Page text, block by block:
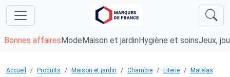
Bonnes affaires Mode Maison et jardin Hygiène et soinsJeux,
Accueil Produits Maison et jardin Chambre Literie
Matelas